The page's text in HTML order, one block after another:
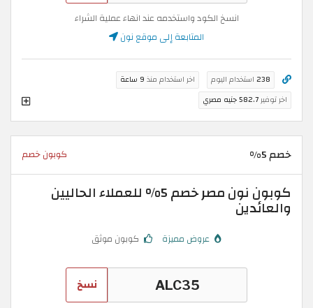
انسخ الكود واستخدمه عند انهاء عملية الشراء
المتابعة إلى موقع نون
238 استخدام اليوم اخر استخدام منذ 9 ساعة
اخر توفير582.7 جنيه مصري
خصم 5% كوبون خصم
كوبون نون مصر خصم 5% للعملاء الحاليين
والعائدين
عروض مميزة كوبون موثق
نسخ